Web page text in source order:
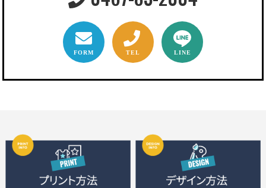
FORM TEL LINE